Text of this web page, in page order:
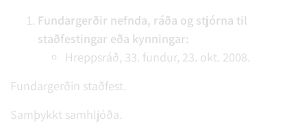
Fundargerðir nefnda, ráða og stjórna til
staðfestingar eða kynningar:
Hreppsráð, 33. fundur, 23. okt. 2008.
Fundargerðin staðfest.
Samþykkt samhljóða.